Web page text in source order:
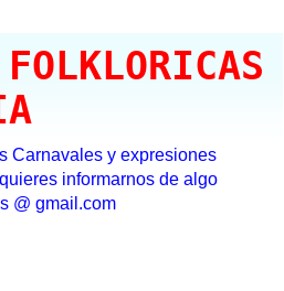
Carnavales y expresiones
informarnos de algo
@ gmail.com